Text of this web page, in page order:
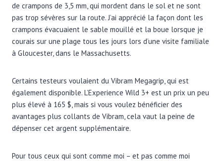
de crampons de 3,5 mm, qui mordent dans le sol et ne sont
pas trop sévères sur la route. J’ai apprécié la façon dont les
crampons évacuaient le sable mouillé et la boue lorsque je
courais sur une plage tous les jours lors d’une visite familiale
à Gloucester, dans le Massachusetts.
Certains testeurs voulaient du Vibram Megagrip, qui est
également disponible. L’Experience Wild 3+ est un prix un peu
plus élevé à 165 $, mais si vous voulez bénéficier des
avantages plus collants de Vibram, cela vaut la peine de
dépenser cet argent supplémentaire.
Pour tous ceux qui sont comme moi – et pas comme moi